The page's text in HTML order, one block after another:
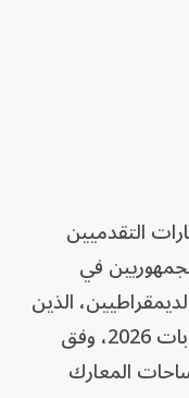
التقدميين
في
الذين
يسعون لاستعادة الأغلبية في انتخابات 2026، وفق
المعارك